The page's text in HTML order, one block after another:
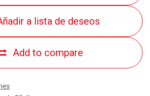
Add to compare
a lista de deseos